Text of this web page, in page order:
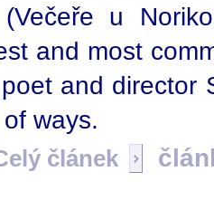
u
and most
and director
ways.
článek